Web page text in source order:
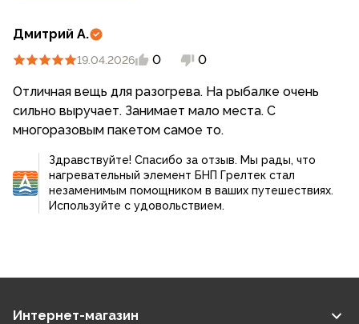
Дмитрий А.
19.04.2026 0 0
Отличная вещь для разогрева. На рыбалке очень
сильно выручает. Занимает мало места. С
многоразовым пакетом самое то.
Здравствуйте! Спасибо за отзыв. Мы рады, что
нагревательный элемент БНП Грелтек стал
незаменимым помощником в ваших путешествиях.
Используйте с удовольствием.
Интернет-магазин